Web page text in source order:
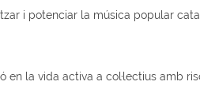
potenciar la música popular
vida activa a col·lectius amb risc